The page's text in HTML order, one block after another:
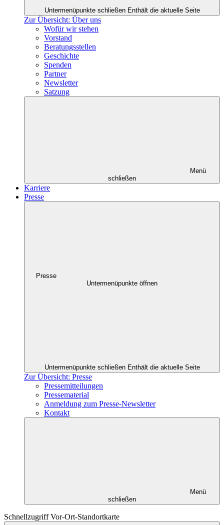
Untermenüpunkte schließen Enthält die aktuelle Seite
Zur Übersicht: Über uns
Wofür wir stehen
Vorstand
Beratungsstellen
Geschichte
Spenden
Partner
Newsletter
Satzung
Menü
schließen
Karriere
Presse
Presse
Untermenüpunkte öffnen
Untermenüpunkte schließen Enthält die aktuelle Seite
Zur Übersicht: Presse
Pressemitteilungen
Pressematerial
Anmeldung zum Presse-Newsletter
Kontakt
Menü
schließen
Schnellzugriff Vor-Ort-Standortkarte